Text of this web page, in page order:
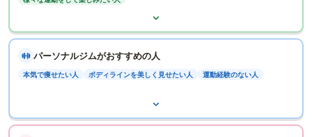
パーソナルジムがおすすめの人
本気で痩せたい人 ボディラインを美しく見せたい人 運動経験のない人